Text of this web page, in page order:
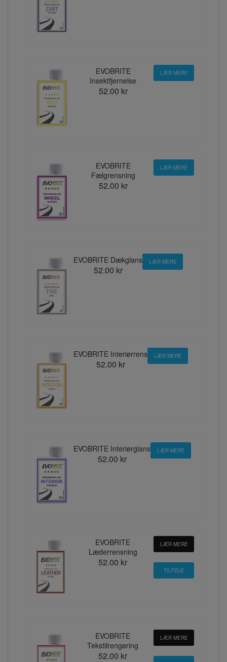
EVOBRITE
Insektfjernelse
52.00 kr
LÆR MERE
EVOBRITE
Fælgrensning
52.00 kr
LÆR MERE
EVOBRITE Dækglans
52.00 kr
LÆR MERE
EVOBRITE Interiørrens
52.00 kr
LÆR MERE
EVOBRITE Interiørglans
52.00 kr
LÆR MERE
EVOBRITE
Læderrensning
52.00 kr
LÆR MERE
EVOBRITE
Tekstilrengøring
52.00 kr
LÆR MERE